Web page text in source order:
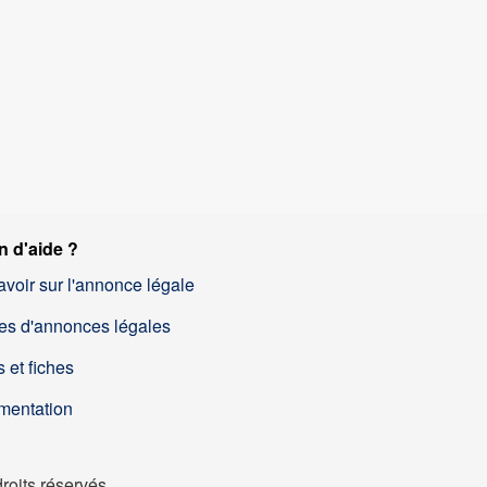
d'aide ?
sur l'annonce légale
d'annonces légales
et fiches